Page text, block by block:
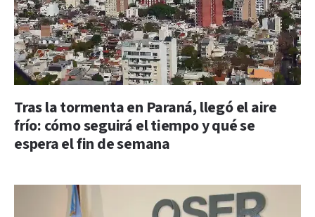
Tras la tormenta en Paraná, llegó el aire
frío: cómo seguirá el tiempo y qué se
espera el fin de semana